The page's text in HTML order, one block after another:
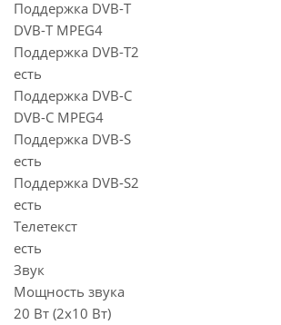
Поддержка DVB-T
DVB-T MPEG4
Поддержка DVB-T2
есть
Поддержка DVB-C
DVB-C MPEG4
Поддержка DVB-S
есть
Поддержка DVB-S2
есть
Телетекст
есть
Звук
Мощность звука
20 Вт (2х10 Вт)